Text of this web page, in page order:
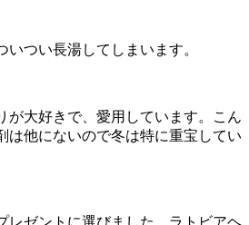
つい長湯してしまいます。
が大好きで、愛用しています。こん
は他にないので冬は特に重宝してい
レゼントに選びました。ラトビアヘ